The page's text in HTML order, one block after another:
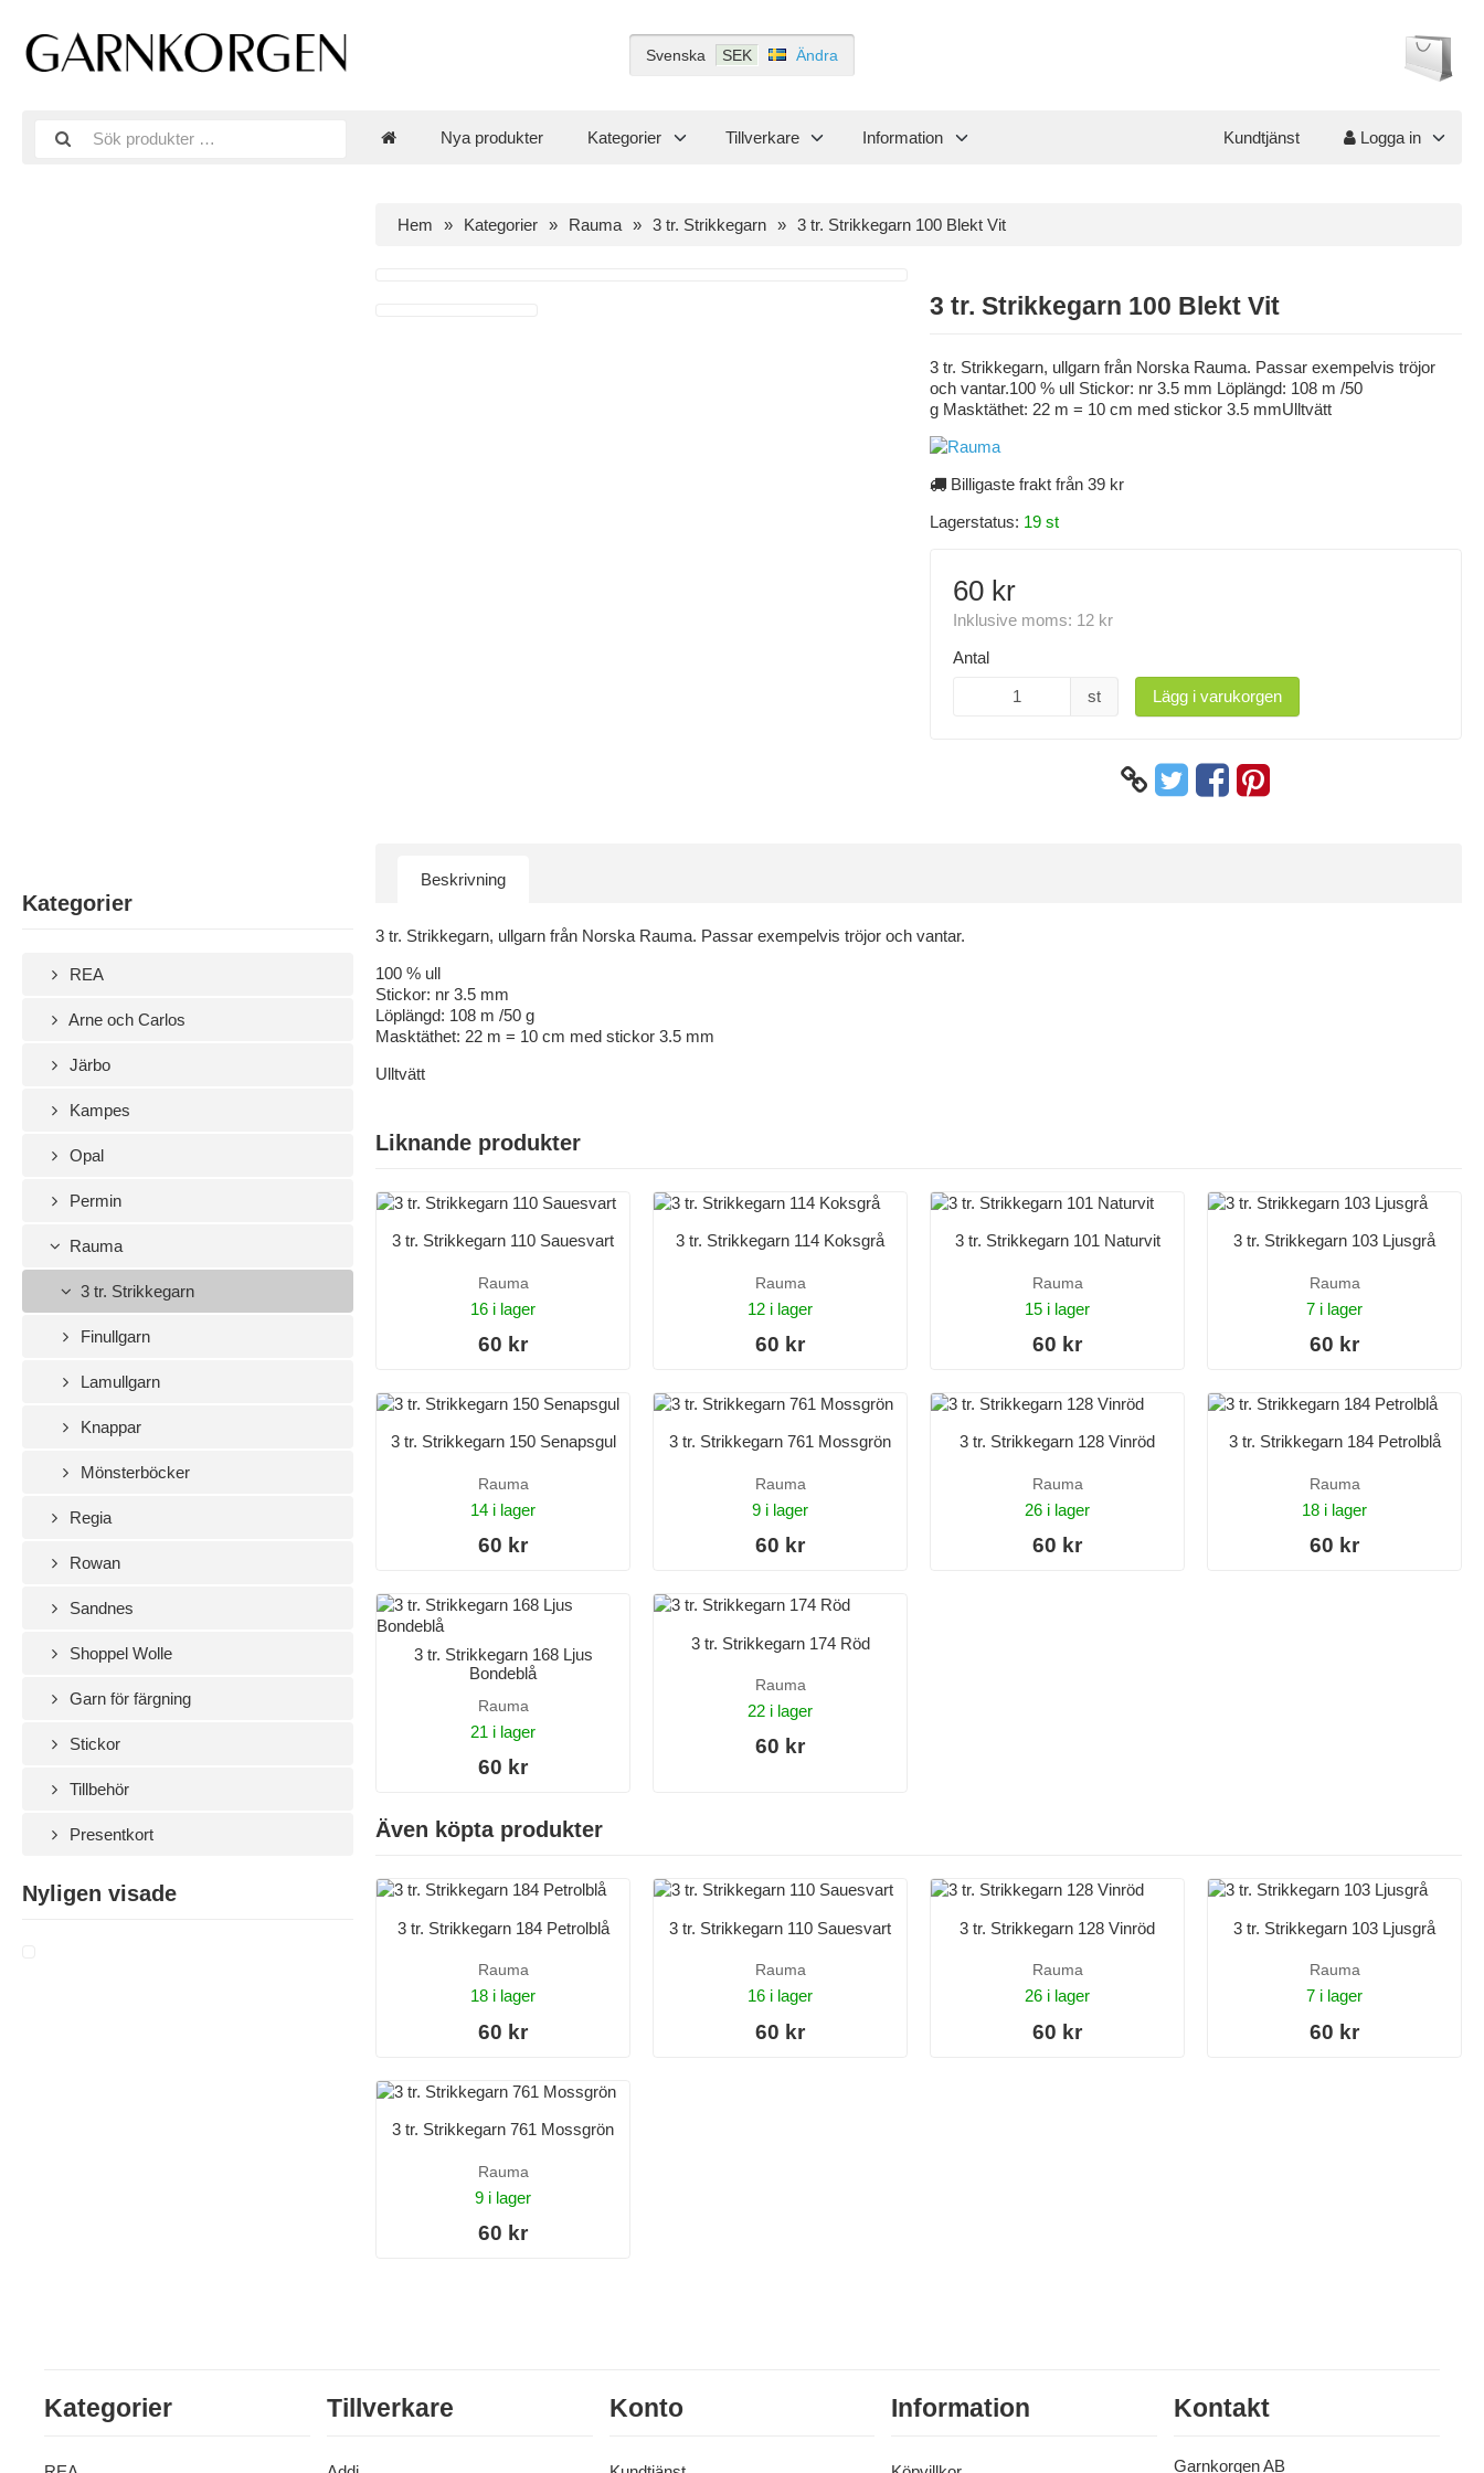
Svenska SEK Ändra
Nya produkter Kategorier Tillverkare Information Kundtjänst Logga in
Kategorier
REA
Arne och Carlos
Järbo
Kampes
Opal
Permin
Rauma
3 tr. Strikkegarn
Finullgarn
Lamullgarn
Knappar
Mönsterböcker
Regia
Rowan
Sandnes
Shoppel Wolle
Garn för färgning
Stickor
Tillbehör
Presentkort
Nyligen visade
Hem Kategorier Rauma 3 tr. Strikkegarn 3 tr. Strikkegarn 100 Blekt Vit
3 tr. Strikkegarn 100 Blekt Vit
3 tr. Strikkegarn, ullgarn från Norska Rauma. Passar exempelvis tröjor
och vantar.100 % ull Stickor: nr 3.5 mm Löplängd: 108 m /50
g Masktäthet: 22 m = 10 cm med stickor 3.5 mmUlltvätt
Billigaste frakt från 39 kr
Lagerstatus: 19 st
60 kr
Inklusive moms: 12 kr
Antal
st Lägg i varukorgen
Beskrivning
3 tr. Strikkegarn, ullgarn från Norska Rauma. Passar exempelvis tröjor och vantar.
100 % ull
Stickor: nr 3.5 mm
Löplängd: 108 m /50 g
Masktäthet: 22 m = 10 cm med stickor 3.5 mm
Ulltvätt
Liknande produkter
3 tr. Strikkegarn 110 Sauesvart
Rauma
16 i lager
60 kr
3 tr. Strikkegarn 114 Koksgrå
Rauma
12 i lager
60 kr
3 tr. Strikkegarn 101 Naturvit
Rauma
15 i lager
60 kr
3 tr. Strikkegarn 103 Ljusgrå
Rauma
7 i lager
60 kr
3 tr. Strikkegarn 150 Senapsgul
Rauma
14 i lager
60 kr
3 tr. Strikkegarn 761 Mossgrön
Rauma
9 i lager
60 kr
3 tr. Strikkegarn 128 Vinröd
Rauma
26 i lager
60 kr
3 tr. Strikkegarn 184 Petrolblå
Rauma
18 i lager
60 kr
3 tr. Strikkegarn 168 Ljus
Bondeblå
Rauma
21 i lager
60 kr
3 tr. Strikkegarn 174 Röd
Rauma
22 i lager
60 kr
Även köpta produkter
3 tr. Strikkegarn 184 Petrolblå
Rauma
18 i lager
60 kr
3 tr. Strikkegarn 110 Sauesvart
Rauma
16 i lager
60 kr
3 tr. Strikkegarn 128 Vinröd
Rauma
26 i lager
60 kr
3 tr. Strikkegarn 103 Ljusgrå
Rauma
7 i lager
60 kr
3 tr. Strikkegarn 761 Mossgrön
Rauma
9 i lager
60 kr
Kategorier Tillverkare Konto Information Kontakt
Garnkorgen AB